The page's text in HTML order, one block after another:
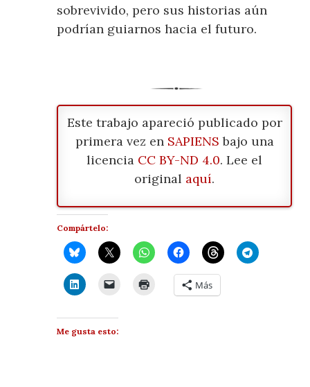
sobrevivido, pero sus historias aún
podrían guiarnos hacia el futuro.
Este trabajo apareció publicado por
primera vez en SAPIENS bajo una
licencia CC BY-ND 4.0. Lee el
original aquí.
Compártelo:
Más
Me gusta esto: